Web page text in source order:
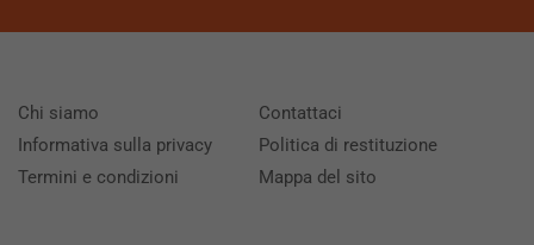
Chi siamo
Informativa sulla privacy
Termini e condizioni
Contattaci
Politica di restituzione
Mappa del sito